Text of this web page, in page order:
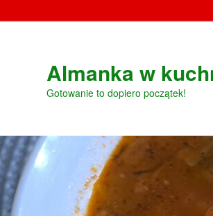
Almanka w
Gotowanie to dopiero początek!